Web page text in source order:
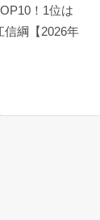
！1位は
信綱【2026年